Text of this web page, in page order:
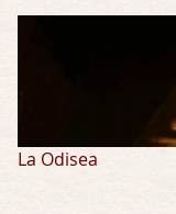
La Odisea